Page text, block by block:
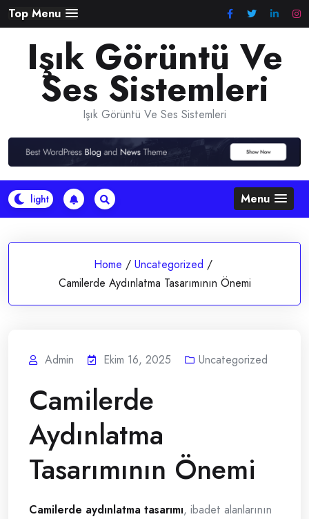
Skip
to
content
Top Menu
Işık Görüntü Ve
Ses Sistemleri
Işık Görüntü Ve Ses Sistemleri
Menu
Home / Uncategorized /
Camilerde Aydınlatma Tasarımının Önemi
Admin Ekim 16, 2025 Uncategorized
Camilerde
Aydınlatma
Tasarımının Önemi
Camilerde aydınlatma tasarımı, ibadet alanlarının